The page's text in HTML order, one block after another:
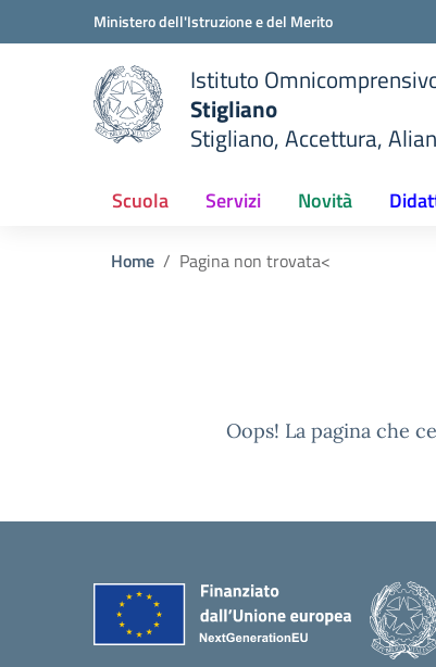
Vai ai contenuti
Vai al menu di navigazioneMinistero dell'Istruzione e del Merito
Istituto
Stigliano
Stigliano, Accettura,
Scuola Servizi Novità
Home Pagina non trovata<
Oops! La pagina che